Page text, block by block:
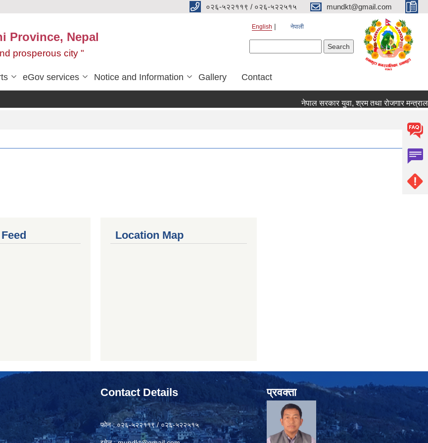
०२६-५२२११९ / ०२६-५२२५१५ mundkt@gmail.com
Province, Nepal
prosperous city "
English नेपाली
eGov services Notice and Information Gallery Contact
नेपाल सरकार युवा, श्रम तथा रोजगार मन्त्रालय
Location Map
Contact Details
फोन : ०२६-५२२११९ / ०२६-५२२५१५
प्रवक्ता